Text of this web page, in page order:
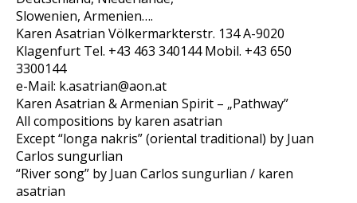
Slowenien, Armenien….
Karen Asatrian Völkermarkterstr. 134 A-9020
Klagenfurt Tel. +43 463 340144 Mobil. +43 650
3300144
e-Mail: k.asatrian@aon.at
Karen Asatrian & Armenian Spirit – „Pathway”
All compositions by karen asatrian
Except “longa nakris” (oriental traditional) by Juan
Carlos sungurlian
“River song” by Juan Carlos sungurlian / karen
asatrian